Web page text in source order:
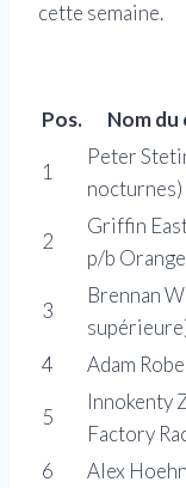
cette semaine.
Pos.
Nom du
1
Peter
nocturnes)
2
Griffin
p/b
3
Brennan
4 Adam
5
Innokenty
Factory
6 Alex